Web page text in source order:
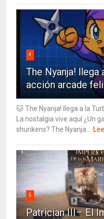
4
The Nyanja! llega
acción arcade
🐱 The Nyanja! llega a la
La nostalgia vive aquí ¿Un
shurikens? The Nyanja...
5
Patrician III– El